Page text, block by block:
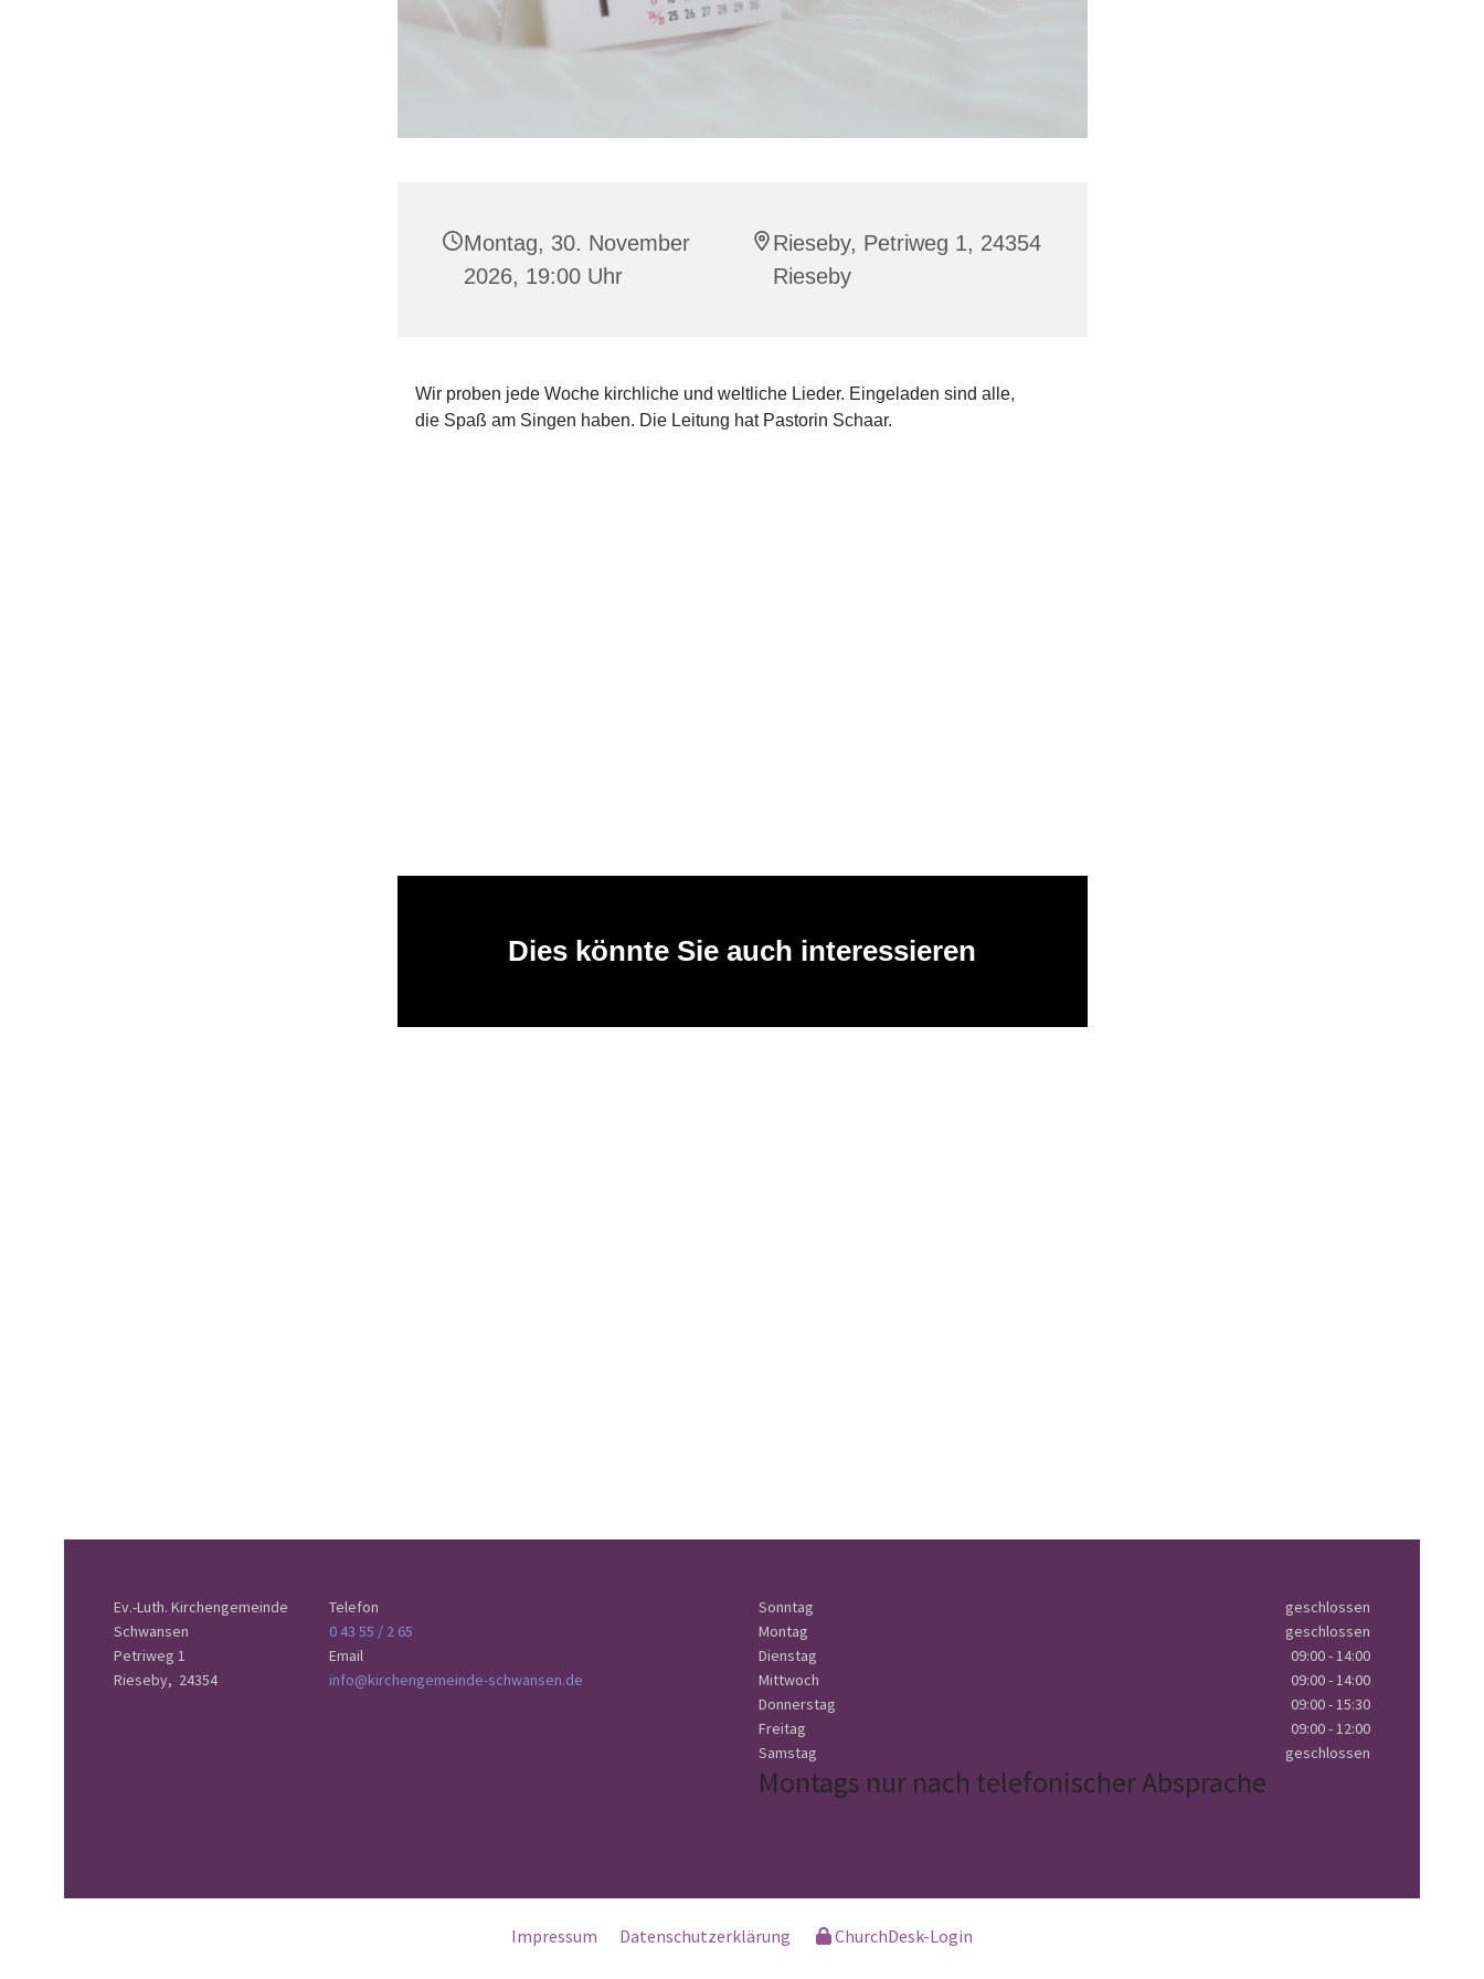
Montag, 30. November
2026, 19:00 Uhr
Rieseby, Petriweg 1, 24354
Rieseby
Wir proben jede Woche kirchliche und weltliche Lieder. Eingeladen sind alle,
die Spaß am Singen haben. Die Leitung hat Pastorin Schaar.
Dies könnte Sie auch interessieren
Ev.-Luth. Kirchengemeinde
Schwansen
Petriweg 1
Rieseby, 24354
Telefon
0 43 55 / 2 65
Email
info@kirchengemeinde-schwansen.de
Sonntag
geschlossen
Montag
geschlossen
Dienstag
09:00 - 14:00
Mittwoch
09:00 - 14:00
Donnerstag
09:00 - 15:30
Freitag
09:00 - 12:00
Samstag
geschlossen
Montags nur nach telefonischer Absprache
Impressum Datenschutzerklärung ChurchDesk-Login